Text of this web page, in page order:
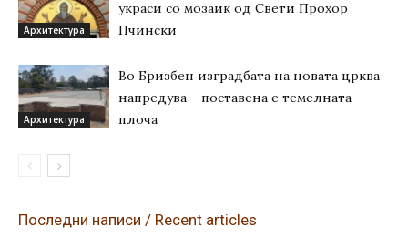
Архитектура
украси со мозаик од Свети Прохор
Пчински
Архитектура
Во Бризбен изградбата на новата црква
напредува – поставена е темелната
плоча
Последни написи / Recent articles